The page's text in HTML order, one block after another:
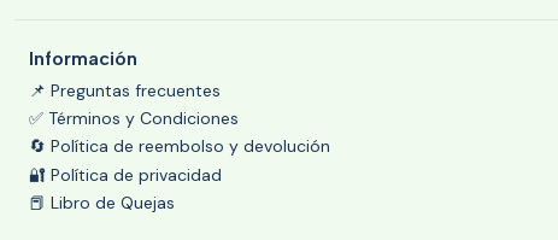
Información
📌 Preguntas frecuentes
✅ Términos y Condiciones
🔄 Política de reembolso y devolución
🔐 Política de privacidad
📕 Libro de Quejas